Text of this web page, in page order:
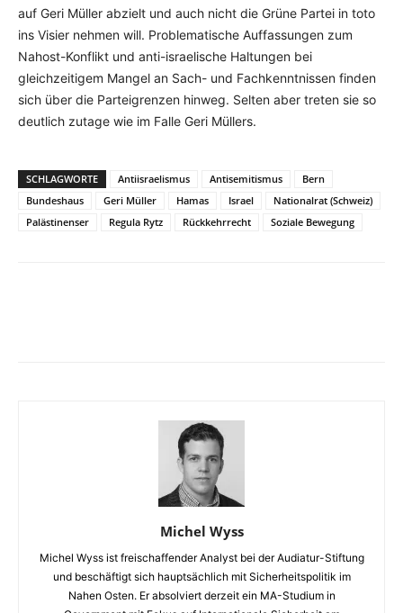
auf Geri Müller abzielt und auch nicht die Grüne Partei in toto
ins Visier nehmen will. Problematische Auffassungen zum
Nahost-Konflikt und anti-israelische Haltungen bei
gleichzeitigem Mangel an Sach- und Fachkenntnissen finden
sich über die Parteigrenzen hinweg. Selten aber treten sie so
deutlich zutage wie im Falle Geri Müllers.
SCHLAGWORTE Antiisraelismus Antisemitismus
Bern
Bundeshaus
Geri Müller Hamas Israel
Nationalrat (Schweiz)
Palästinenser
Regula Rytz Rückkehrrecht Soziale Bewegung
Michel Wyss
Michel Wyss ist freischaffender Analyst bei der Audiatur-Stiftung
und beschäftigt sich hauptsächlich mit Sicherheitspolitik im
Nahen Osten. Er absolviert derzeit ein MA-Studium in